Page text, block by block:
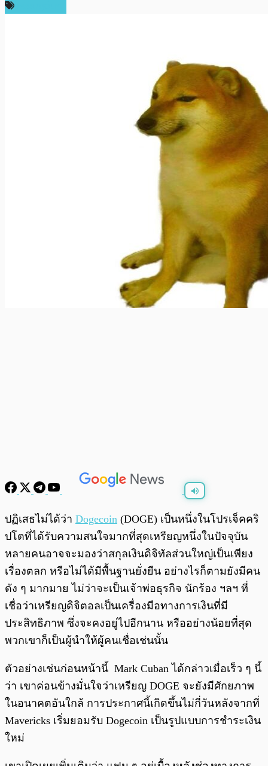
พร้อมเล่น 0:00 0:00
ปฏิเสธไม่ได้ว่า Dogecoin (DOGE) เป็นหนึ่งในโปรเจ็คคริ
ปโตที่ได้รับความสนใจมากที่สุดเหรียญหนึ่งในปัจจุบัน
หลายคนอาจจะมองว่าสกุลเงินดิจิทัลส่วนใหญ่เป็นเพียง
เรื่องตลก หรือไม่ได้มีพื้นฐานยั่งยืน อย่างไรก็ตามยังมีคน
ดัง ๆ มากมาย ไม่ว่าจะเป็นเจ้าพ่อธุรกิจ นักร้อง ฯลฯ ที่
เชื่อว่าเหรียญดิจิตอลเป็นเครื่องมือทางการเงินที่มี
ประสิทธิภาพ ซึ่งจะคงอยู่ไปอีกนาน หรืออย่างน้อยที่สุด
พวกเขาก็เป็นผู้นำให้ผู้คนเชื่อเช่นนั้น
ตัวอย่างเช่นก่อนหน้านี้ Mark Cuban ได้กล่าวเมื่อเร็ว ๆ นี้
ว่า เขาค่อนข้างมั่นใจว่าเหรียญ DOGE จะยังมีศักยภาพ
ในอนาคตอันใกล้ การประกาศนี้เกิดขึ้นไม่กี่วันหลังจากที่
Mavericks เริ่มยอมรับ Dogecoin เป็นรูปแบบการชำระเงิน
ใหม่